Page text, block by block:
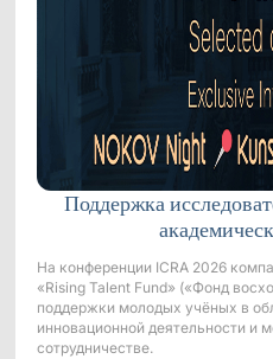
Поддержка
На конференции ICRA 2026
«Rising Talent Fund» («Фонд
поддержки молодых учёных в
инновационной деятельности и
сотрудничестве.